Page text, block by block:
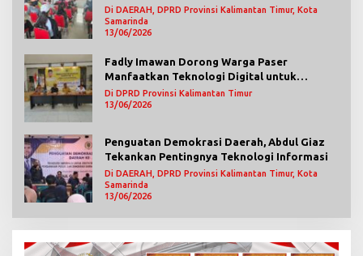
Lebih Terbuka
Di DAERAH, DPRD Provinsi Kalimantan Timur, Kota
Samarinda
13/06/2026
Fadly Imawan Dorong Warga Paser
Manfaatkan Teknologi Digital untuk
Mengawasi Jalannya Pemerintahan
Di DPRD Provinsi Kalimantan Timur
13/06/2026
Penguatan Demokrasi Daerah, Abdul Giaz
Tekankan Pentingnya Teknologi Informasi
Di DAERAH, DPRD Provinsi Kalimantan Timur, Kota
Samarinda
13/06/2026